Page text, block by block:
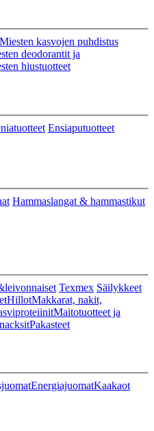
Miesten kasvojen puhdistus
deodorantit ja
hiustuotteet
Ensiaputuotteet
Hammaslangat & hammastikut
Texmex Säilykkeet
HillotMakkarat, nakit,
Maitotuotteet ja
Pakasteet
EnergiajuomatKaakaot